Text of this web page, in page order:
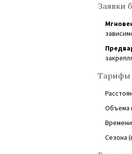
Заявки
Тарифы
Объема
Времени
Сезона